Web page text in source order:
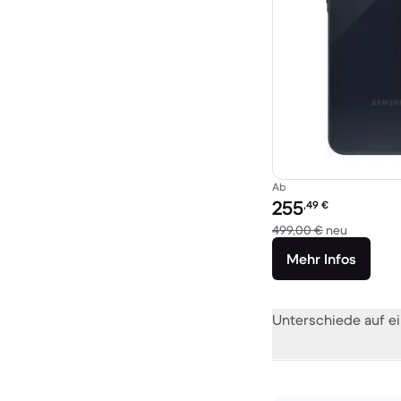
Ab
Preis des erneuerten
255,49 €
499,00 € neu
Mehr Infos
Unterschiede auf